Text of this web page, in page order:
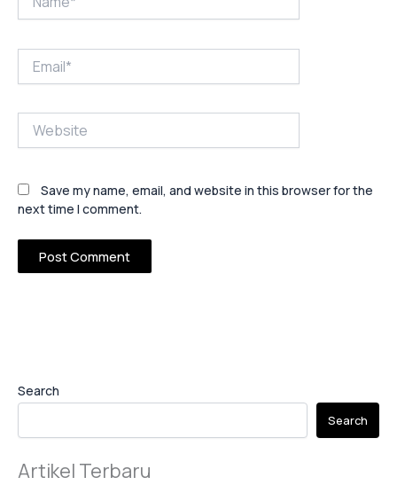
Search
Search
Artikel Terbaru
Save my name, email, and website in this browser for the
next time I comment.